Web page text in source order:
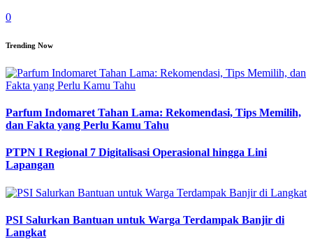
0
Trending Now
Parfum Indomaret Tahan Lama: Rekomendasi, Tips Memilih,
dan Fakta yang Perlu Kamu Tahu
PTPN I Regional 7 Digitalisasi Operasional hingga Lini
Lapangan
PSI Salurkan Bantuan untuk Warga Terdampak Banjir di
Langkat